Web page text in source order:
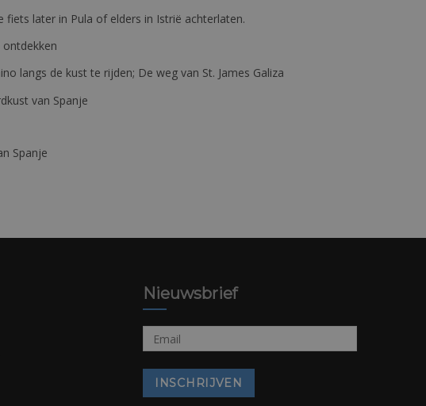
fiets later in Pula of elders in Istrië achterlaten.
langs de kust te rijden; De weg van St. James Galiza
van Spanje
Spanje
Nieuwsbrief